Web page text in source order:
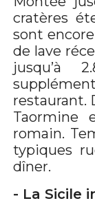
cratères
sont
de lave
jusqu’à
restaurant.
Taormine
romain.
typiques
dîner.
- La Sicile